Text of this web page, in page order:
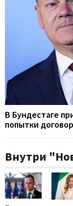
В Бундестаге
попытки
Внутри